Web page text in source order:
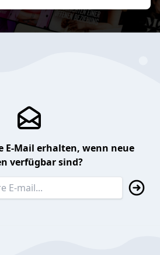
E-Mail erhalten, wenn neue
verfügbar sind?